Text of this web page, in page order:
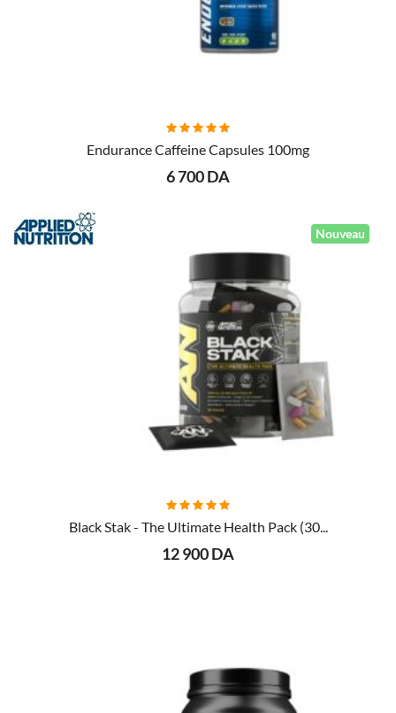
AJOUTER AU PANIER
Endurance Caffeine Capsules 100mg
6 700 DA
Nouveau
AJOUTER AU PANIER
Black Stak - The Ultimate Health Pack (30...
12 900 DA